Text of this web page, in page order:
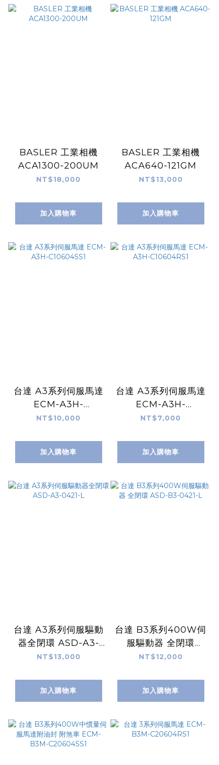
BASLER 工業相機
ACA1300-200UM
NT$18,000
加入購物車
BASLER 工業相機
ACA640-121GM
NT$13,000
加入購物車
台達 A3系列伺服馬達
ECM-A3H-
C10604SS1
NT$10,000
加入購物車
台達 A3系列伺服馬達
ECM-A3H-
C10604RS1
NT$7,000
加入購物車
台達 A3系列伺服驅動
器全閉環 ASD-A3-
0421-L
NT$13,000
加入購物車
台達 B3系列400W伺
服驅動器 全閉環
ASD-B3-0421-L
NT$12,000
加入購物車